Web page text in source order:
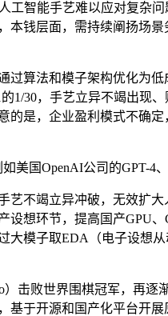
工智能手艺难以应对复杂
钱层面，需持续阐扬场景
算法和模子架构优化为低
1/30，手艺立异不竭出现
是，企业盈利模式不确
国OpenAI公司的GPT-4、
不竭立异冲破，无效扩大
想环节，提高国产GPU
大模子取EDA（电子设想
击败世界围棋冠军，再逐
于开源和国产化平台开